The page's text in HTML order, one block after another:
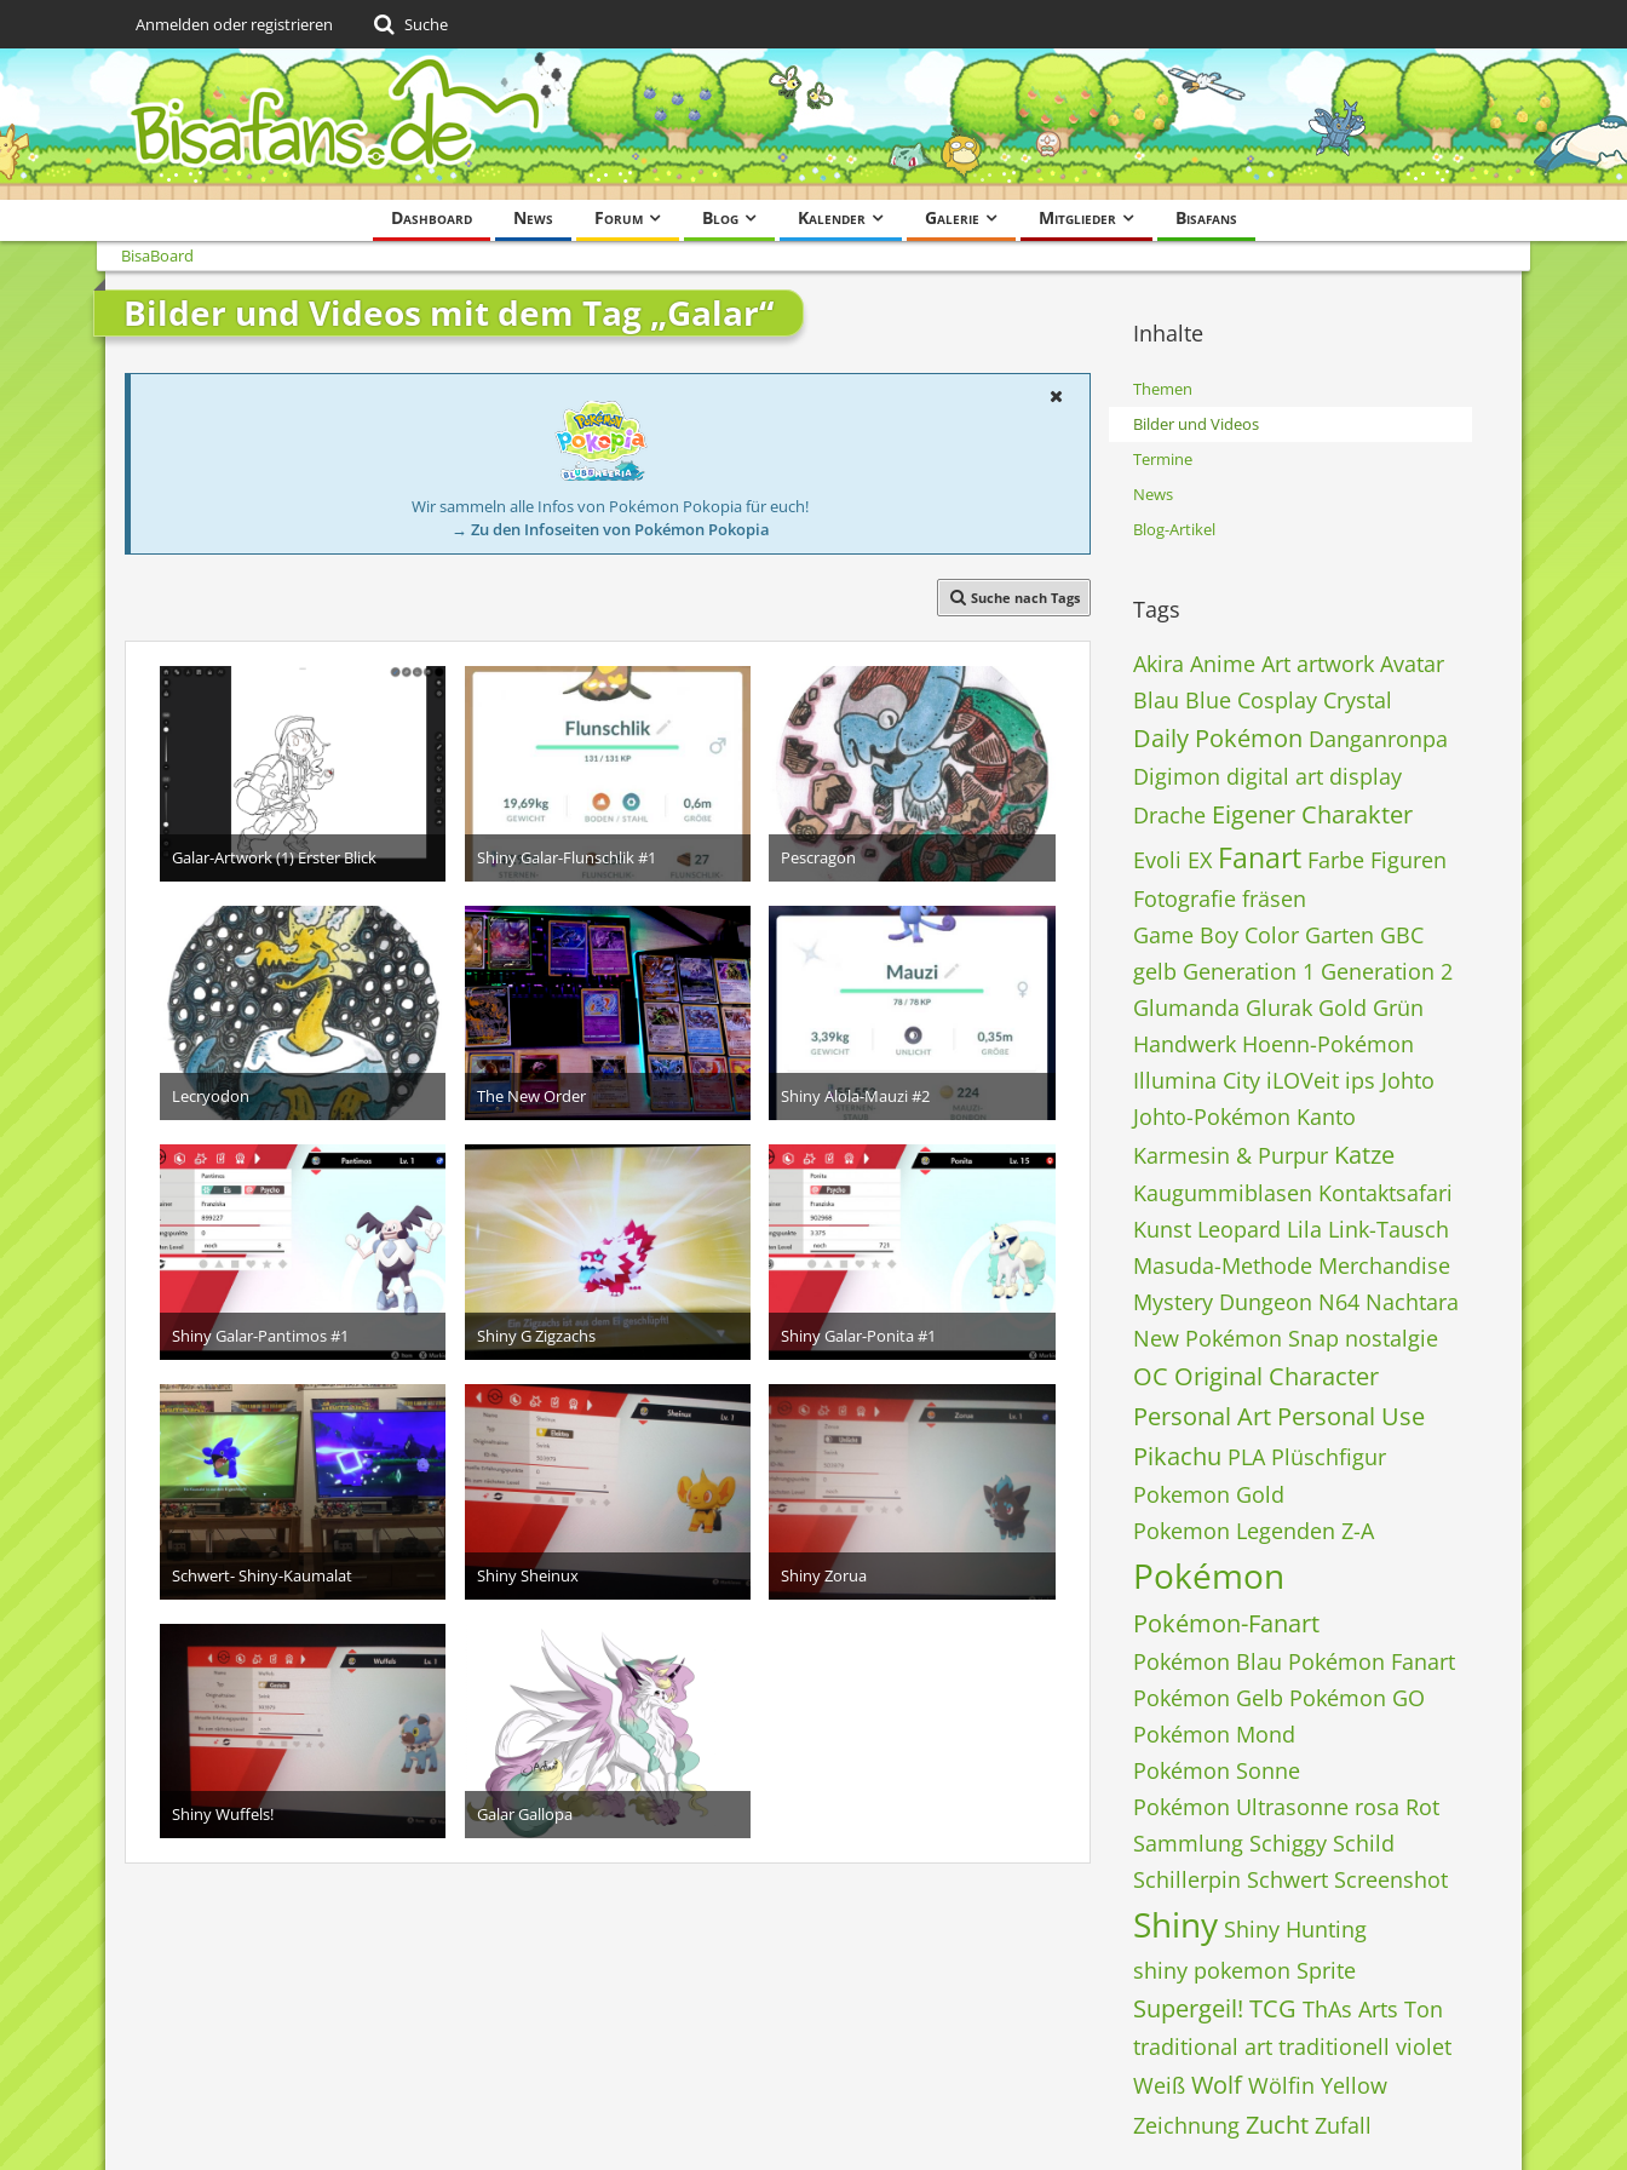
Dashboard News Forum Blog Kalender Galerie Mitglieder Bisafans
Anmelden oder registrieren Suche
BisaBoard
Bilder und Videos mit dem Tag „Galar“
Wir sammeln alle Infos von Pokémon Pokopia für euch!
→ Zu den Infoseiten von Pokémon Pokopia
Suche nach Tags
Galar-Artwork (1) Erster Blick
18. März 2025
1
Shiny Galar-Flunschlik #1
21. März 2024
Pescragon
26. Dezember 2023
8
Lecryodon
24. Dezember 2023
7
The New Order
13. Januar 2023
3
Shiny Alola-Mauzi #2
18. Mai 2022
Shiny Galar-Pantimos #1
14. Mai 2022
1
Shiny G Zigzachs
4. November 2021
5
Shiny Galar-Ponita #1
8. Juni 2021
1
Schwert- Shiny-Kaumalat
26. November 2020
8
Shiny Sheinux
19. Juni 2020
Shiny Zorua
19. Juni 2020
Shiny Wuffels!
18. Juni 2020
6
Galar Gallopa
18. Januar 2020
1
Inhalte
Themen
Bilder und Videos
Termine
News
Blog-Artikel
Tags
Akira Anime Art artwork Avatar
Blau Blue Cosplay Crystal
Daily Pokémon Danganronpa
Digimon digital art display
Drache Eigener Charakter
Evoli EX Fanart Farbe Figuren
Fotografie fräsen
Game Boy Color Garten GBC
gelb Generation 1 Generation 2
Glumanda Glurak Gold Grün
Handwerk Hoenn-Pokémon
Illumina City iLOVeit ips Johto
Johto-Pokémon Kanto
Karmesin & Purpur Katze
Kaugummiblasen Kontaktsafari
Kunst Leopard Lila Link-Tausch
Masuda-Methode Merchandise
Mystery Dungeon N64 Nachtara
New Pokémon Snap nostalgie
OC Original Character
Personal Art Personal Use
Pikachu PLA Plüschfigur
Pokemon Gold
Pokemon Legenden Z-A
Pokémon
Pokémon-Fanart
Pokémon Blau Pokémon Fanart
Pokémon Gelb Pokémon GO
Pokémon Mond
Pokémon Sonne
Pokémon Ultrasonne rosa Rot
Sammlung Schiggy Schild
Schillerpin Schwert Screenshot
Shiny Shiny Hunting
shiny pokemon Sprite
Supergeil! TCG ThAs Arts Ton
traditional art traditionell violet
Weiß Wolf Wölfin Yellow
Zeichnung Zucht Zufall